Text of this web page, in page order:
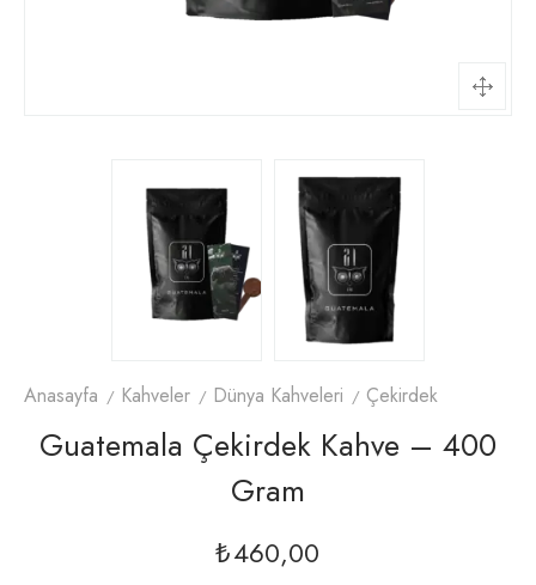
Anasayfa Kahveler Dünya Kahveleri Çekirdek
Guatemala Çekirdek Kahve – 400
Gram
₺460,00